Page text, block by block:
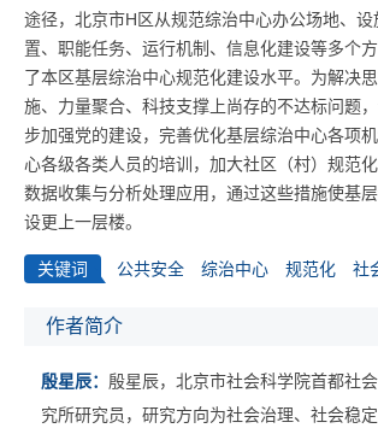
途径，北京市H区从规范综治中心办公场地、
置、职能任务、运行机制、信息化建设等多个
了本区基层综治中心规范化建设水平。为解决
施、力量聚合、科技支撑上尚存的不达标问题
步加强党的建设，完善优化基层综治中心各项
心各级各类人员的培训，加大社区（村）规范
数据收集与分析处理应用，通过这些措施使基
设更上一层楼。
关键词 公共安全 综治中心 规范化 社
作者简介
殷星辰： 殷星辰，北京市社会科学院首都社
究所研究员，研究方向为社会治理、社会稳定